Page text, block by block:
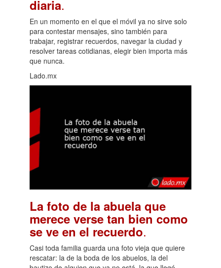
diaria.
En un momento en el que el móvil ya no sirve solo
para contestar mensajes, sino también para
trabajar, registrar recuerdos, navegar la ciudad y
resolver tareas cotidianas, elegir bien importa más
que nunca.
Lado.mx
La foto de la abuela que
merece verse tan bien como
se ve en el recuerdo.
Casi toda familia guarda una foto vieja que quiere
rescatar: la de la boda de los abuelos, la del